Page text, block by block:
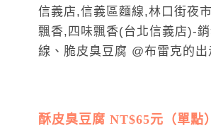
酥皮臭豆腐 NT$65元（單點）